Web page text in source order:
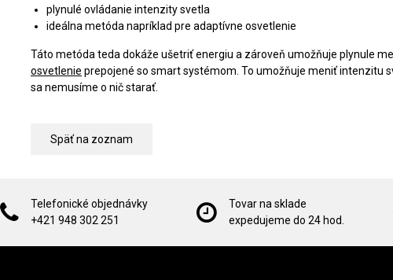
plynulé ovládanie intenzity svetla
ideálna metóda napríklad pre adaptívne osvetlenie
Táto metóda teda dokáže ušetriť energiu a zároveň umožňuje plynule
osvetlenie prepojené so smart systémom. To umožňuje meniť intenzitu
sa nemusíme o nič starať.
Späť na zoznam
Telefonické objednávky
+421 948 302 251
Tovar na sklade
expedujeme do 24 hod.